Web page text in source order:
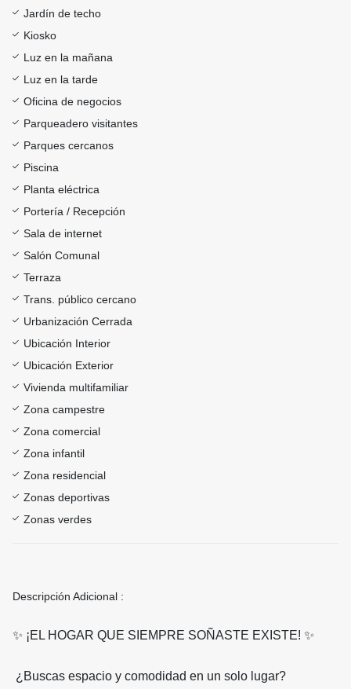
Jardín de techo
Kiosko
Luz en la mañana
Luz en la tarde
Oficina de negocios
Parqueadero visitantes
Parques cercanos
Piscina
Planta eléctrica
Portería / Recepción
Sala de internet
Salón Comunal
Terraza
Trans. público cercano
Urbanización Cerrada
Ubicación Interior
Ubicación Exterior
Vivienda multifamiliar
Zona campestre
Zona comercial
Zona infantil
Zona residencial
Zonas deportivas
Zonas verdes
Descripción Adicional :
✨ ¡EL HOGAR QUE SIEMPRE SOÑASTE EXISTE! ✨
¿Buscas espacio y comodidad en un solo lugar?